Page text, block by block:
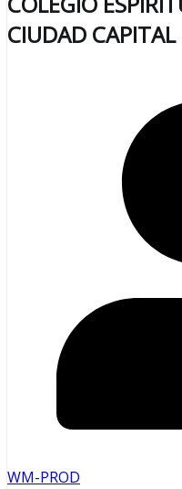
CIUDAD CAPITAL
WM-PROD